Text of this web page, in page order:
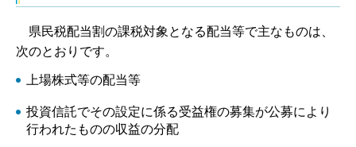
県民税配当割の課税対象となる配当等で主なものは、
次のとおりです。
上場株式等の配当等
投資信託でその設定に係る受益権の募集が公募により
行われたものの収益の分配